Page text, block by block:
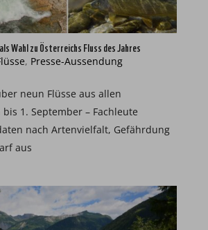
Wahl zu Österreichs Fluss des Jahres
, Presse-Aussendung
neun Flüsse aus allen
1. September – Fachleute
nach Artenvielfalt, Gefährdung
aus